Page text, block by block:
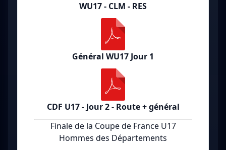
WU17 - CLM - RES
Général WU17 Jour 1
CDF U17 - Jour 2 - Route + général
Finale de la Coupe de France U17
Hommes des Départements